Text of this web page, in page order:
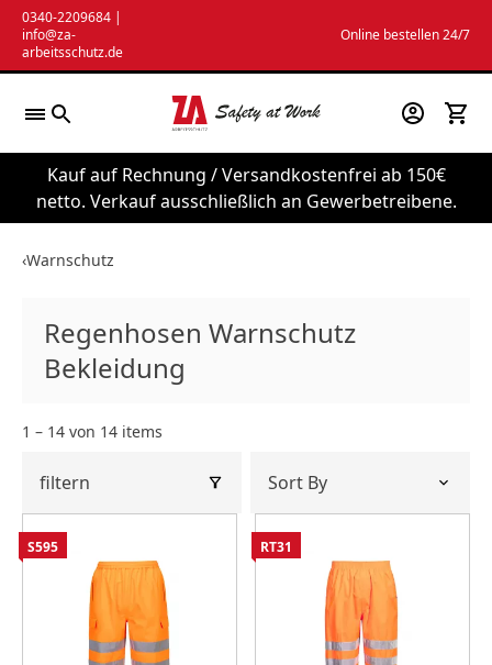
Zum
Inhalt
springen
0340-2209684 |
info@za-
arbeitsschutz.de
Online bestellen 24/7
Kauf auf Rechnung / Versandkostenfrei ab 150€
netto. Verkauf ausschließlich an Gewerbetreibene.
‹Warnschutz
Regenhosen Warnschutz
Bekleidung
1 – 14 von 14 items
filtern
S595 RT31